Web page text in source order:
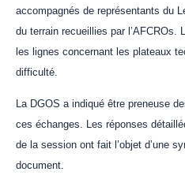
accompagnés de représentants du
du terrain recueillies par l’AFCROs.
les lignes concernant les plateaux
difficulté.
La DGOS a indiqué être preneuse
ces échanges. Les réponses
de la session ont fait l’objet d’une
document.